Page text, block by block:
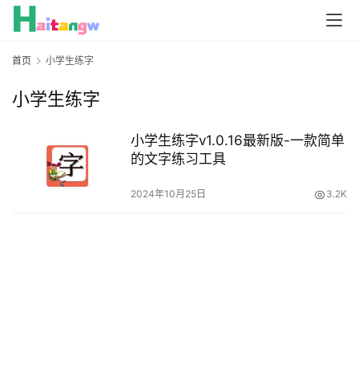
首页 小学生练字
小学生练字
小学生练字v1.0.16最新版-一款简单
的文字练习工具
2024年10月25日 3.2K